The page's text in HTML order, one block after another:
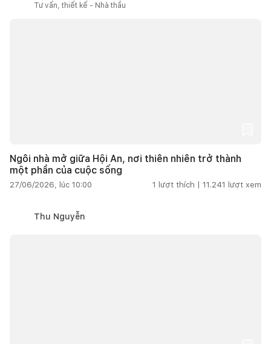
Tư vấn, thiết kế - Nhà thầu
Ngôi nhà mở giữa Hội An, nơi thiên nhiên trở thành
một phần của cuộc sống
27/06/2026, lúc 10:00 1 lượt thích | 11.241 lượt xem
Thu Nguyễn